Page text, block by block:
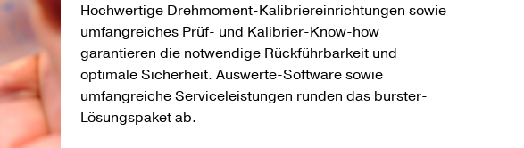
Hochwertige Drehmoment-Kalibriereinrichtungen sowie
umfangreiches Prüf- und Kalibrier-Know-how
garantieren die notwendige Rückführbarkeit und
optimale Sicherheit. Auswerte-Software sowie
umfangreiche Serviceleistungen runden das burster-
Lösungspaket ab.